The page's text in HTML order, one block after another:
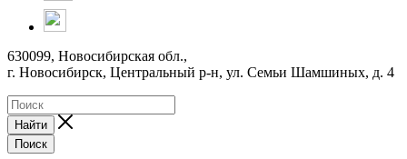
630099, Новосибирская обл.,
г. Новосибирск, Центральный р-н, ул. Семьи Шамшиных, д. 4
Найти
Поиск